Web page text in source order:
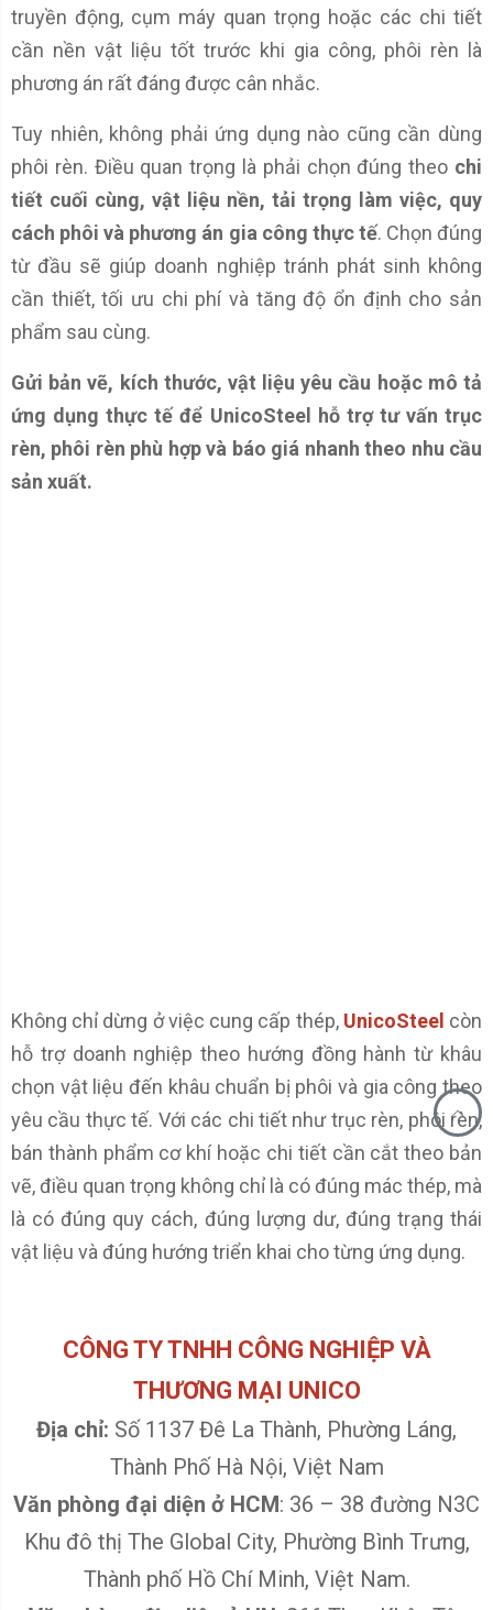
truyền động, cụm máy quan trọng hoặc các chi tiết
cần nền vật liệu tốt trước khi gia công, phôi rèn là
phương án rất đáng được cân nhắc.
Tuy nhiên, không phải ứng dụng nào cũng cần dùng
phôi rèn. Điều quan trọng là phải chọn đúng theo chi
tiết cuối cùng, vật liệu nền, tải trọng làm việc, quy
cách phôi và phương án gia công thực tế. Chọn đúng
từ đầu sẽ giúp doanh nghiệp tránh phát sinh không
cần thiết, tối ưu chi phí và tăng độ ổn định cho sản
phẩm sau cùng.
Gửi bản vẽ, kích thước, vật liệu yêu cầu hoặc mô tả
ứng dụng thực tế để UnicoSteel hỗ trợ tư vấn trục
rèn, phôi rèn phù hợp và báo giá nhanh theo nhu cầu
sản xuất.
Không chỉ dừng ở việc cung cấp thép, UnicoSteel còn
hỗ trợ doanh nghiệp theo hướng đồng hành từ khâu
chọn vật liệu đến khâu chuẩn bị phôi và gia công theo
yêu cầu thực tế. Với các chi tiết như trục rèn, phôi rèn,
bán thành phẩm cơ khí hoặc chi tiết cần cắt theo bản
vẽ, điều quan trọng không chỉ là có đúng mác thép, mà
là có đúng quy cách, đúng lượng dư, đúng trạng thái
vật liệu và đúng hướng triển khai cho từng ứng dụng.
CÔNG TY TNHH CÔNG NGHIỆP VÀ
THƯƠNG MẠI UNICO
Địa chỉ: Số 1137 Đê La Thành, Phường Láng,
Thành Phố Hà Nội, Việt Nam
Văn phòng đại diện ở HCM: 36 – 38 đường N3C
Khu đô thị The Global City, Phường Bình Trưng,
Thành phố Hồ Chí Minh, Việt Nam.